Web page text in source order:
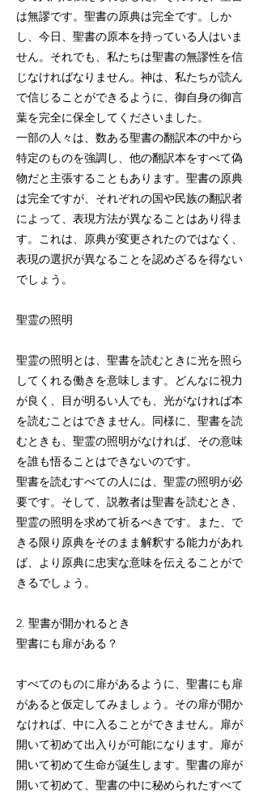
は無謬です。聖書の原典は完全です。しか
し、今日、聖書の原本を持っている人はいま
せん。それでも、私たちは聖書の無謬性を信
じなければなりません。神は、私たちが読ん
で信じることができるように、御自身の御言
葉を完全に保全してくださいました。
一部の人々は、数ある聖書の翻訳本の中から
特定のものを強調し、他の翻訳本をすべて偽
物だと主張することもあります。聖書の原典
は完全ですが、それぞれの国や民族の翻訳者
によって、表現方法が異なることはあり得ま
す。これは、原典が変更されたのではなく、
表現の選択が異なることを認めざるを得ない
でしょう。
聖霊の照明
聖霊の照明とは、聖書を読むときに光を照ら
してくれる働きを意味します。どんなに視力
が良く、目が明るい人でも、光がなければ本
を読むことはできません。同様に、聖書を読
むときも、聖霊の照明がなければ、その意味
を誰も悟ることはできないのです。
聖書を読むすべての人には、聖霊の照明が必
要です。そして、説教者は聖書を読むとき、
聖霊の照明を求めて祈るべきです。また、で
きる限り原典をそのまま解釈する能力があれ
ば、より原典に忠実な意味を伝えることがで
きるでしょう。
2. 聖書が開かれるとき
聖書にも扉がある？
すべてのものに扉があるように、聖書にも扉
があると仮定してみましょう。その扉が開か
なければ、中に入ることができません。扉が
開いて初めて出入りが可能になります。扉が
開いて初めて生命が誕生します。聖書の扉が
開いて初めて、聖書の中に秘められたすべて